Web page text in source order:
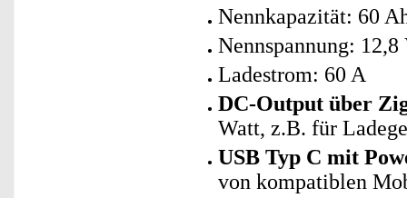
Nennkapazität: 60
Nennspannung: 12,8
Ladestrom: 60 A
DC-Output über
Watt, z.B. für
USB Typ C mit
von kompatiblen